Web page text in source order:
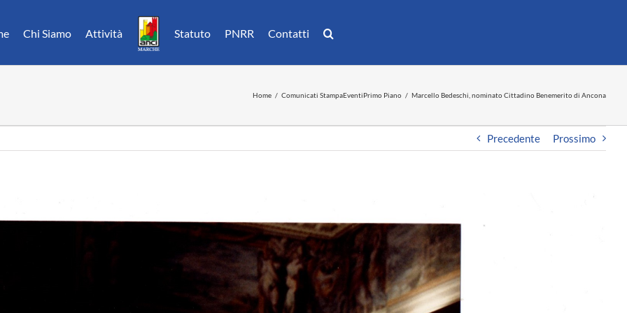
Chi Siamo Attività Statuto PNRR Contatti
Home Comunicati StampaEventiPrimo Piano Marcello Bedeschi, nominato Cittadino Benemerito di Ancona
Precedente Prossimo